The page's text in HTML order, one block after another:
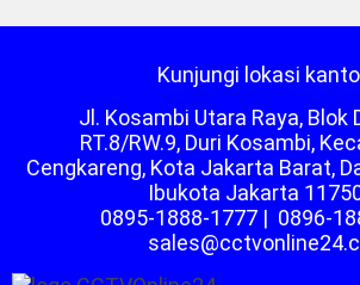
Kunjungi lokasi
Jl. Kosambi Utara Raya, Blok
RT.8/RW.9, Duri Kosambi,
Cengkareng, Kota Jakarta Barat,
Ibukota Jakarta
0895-1888-1777| 0896-